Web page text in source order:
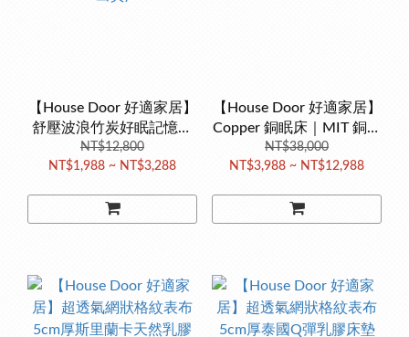
【House Door 好適家居】
舒壓波浪竹炭好眠記憶床
墊12cm厚(壓縮捲包出貨)
NT$12,800
NT$1,988 ~ NT$3,288
【House Door 好適家居】
Copper 銅眠床｜MIT 銅離
子三層記憶綿床
NT$38,000
NT$3,988 ~ NT$12,988